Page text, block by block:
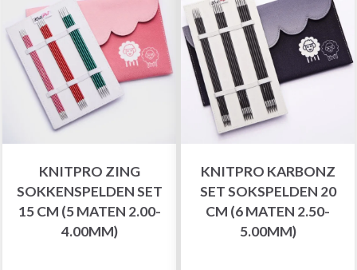
KNITPRO ZING
SOKKENSPELDEN SET
15 CM (5 MATEN 2.00-
4.00MM)
KNITPRO KARBONZ
SET SOKSPELDEN 20
CM (6 MATEN 2.50-
5.00MM)